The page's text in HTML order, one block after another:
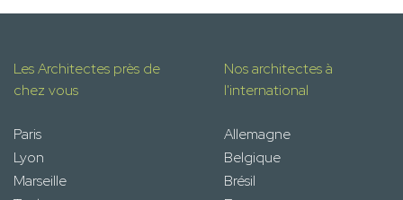
Les Architectes près de
chez vous
Paris
Lyon
Marseille
Nos architectes à
l'international
Allemagne
Belgique
Brésil